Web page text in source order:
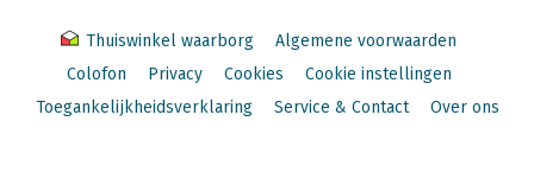
Thuiswinkel waarborg
Algemene voorwaarden
Colofon
Privacy Cookies
Cookie instellingen
Toegankelijkheidsverklaring
Service & Contact Over ons